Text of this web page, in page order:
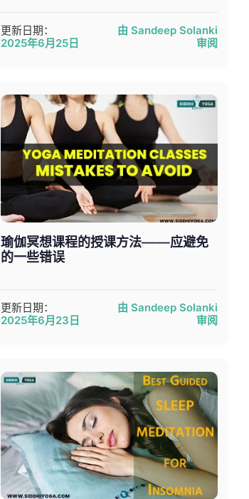
更新日期：
2025年6月25日
由 Sandeep Solanki
审阅
瑜伽冥想课程的授课方法——应避免
的一些错误
更新日期：
2025年6月23日
由 Sandeep Solanki
审阅